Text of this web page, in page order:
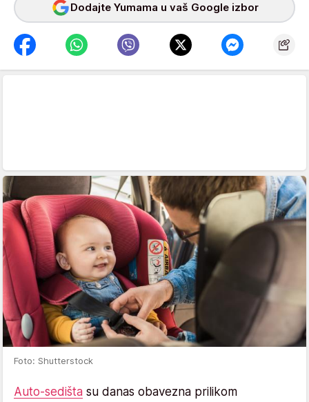
Dodajte Yumama u vaš Google izbor
Foto: Shutterstock
Auto-sedišta su danas obavezna prilikom